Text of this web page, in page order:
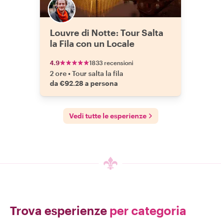
Louvre di Notte: Tour Salta
la Fila con un Locale
4.9 1833 recensioni
2 ore•Tour salta la fila
da €92.28 a persona
Vedi tutte le esperienze
Trova esperienze per categoria